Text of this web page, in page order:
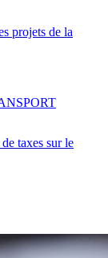
projets de la
taxes sur le